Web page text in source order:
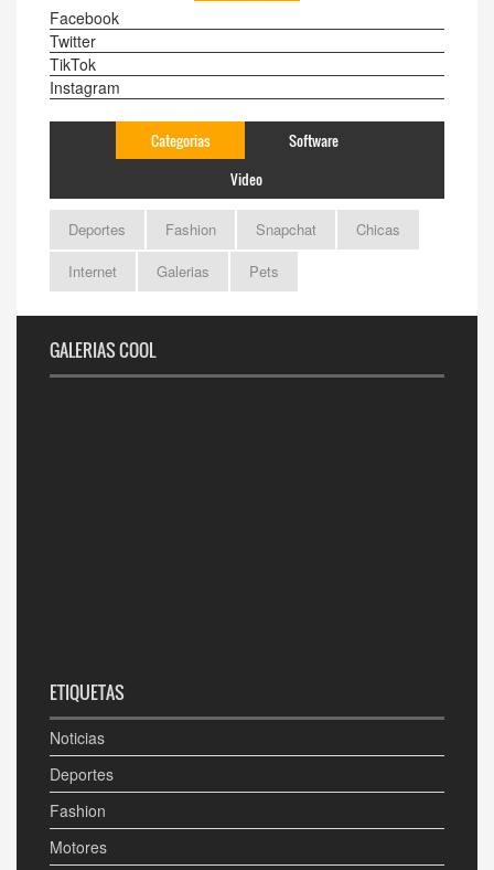
Facebook
Twitter
TikTok
Instagram
Categorias
Software
Video
Deportes Fashion Snapchat
Chicas
Internet
Galerias Pets
GALERIAS COOL
ETIQUETAS
Noticias
Deportes
Fashion
Motores